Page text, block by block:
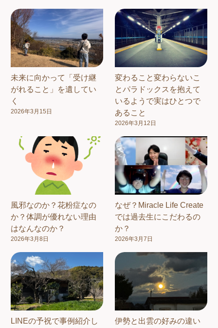
未来に向かって「受け継
がれること」を遺してい
く
2026年3月15日
変わること変わらないこ
とパラドックスを抱えて
いるようで実はひとつで
あること
2026年3月12日
風邪なのか？花粉症なの
か？体調が優れない理由
はなんなのか？
2026年3月8日
なぜ？Miracle Life Create
では過去生にこだわるの
か？
2026年3月7日
LINEの予祝で事例紹介し
伊勢と出雲の好みの違い